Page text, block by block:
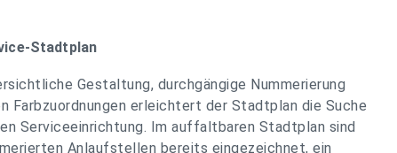
Stadtplan
Gestaltung, durchgängige Nummerierung
Farbzuordnungen erleichtert der Stadtplan die Suche
Serviceeinrichtung. Im auffaltbaren Stadtplan sind
Anlaufstellen bereits eingezeichnet, ein